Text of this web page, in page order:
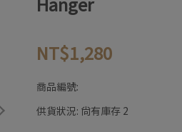
NT$1,280
商品編號:
供貨狀況: 尚有庫存 2